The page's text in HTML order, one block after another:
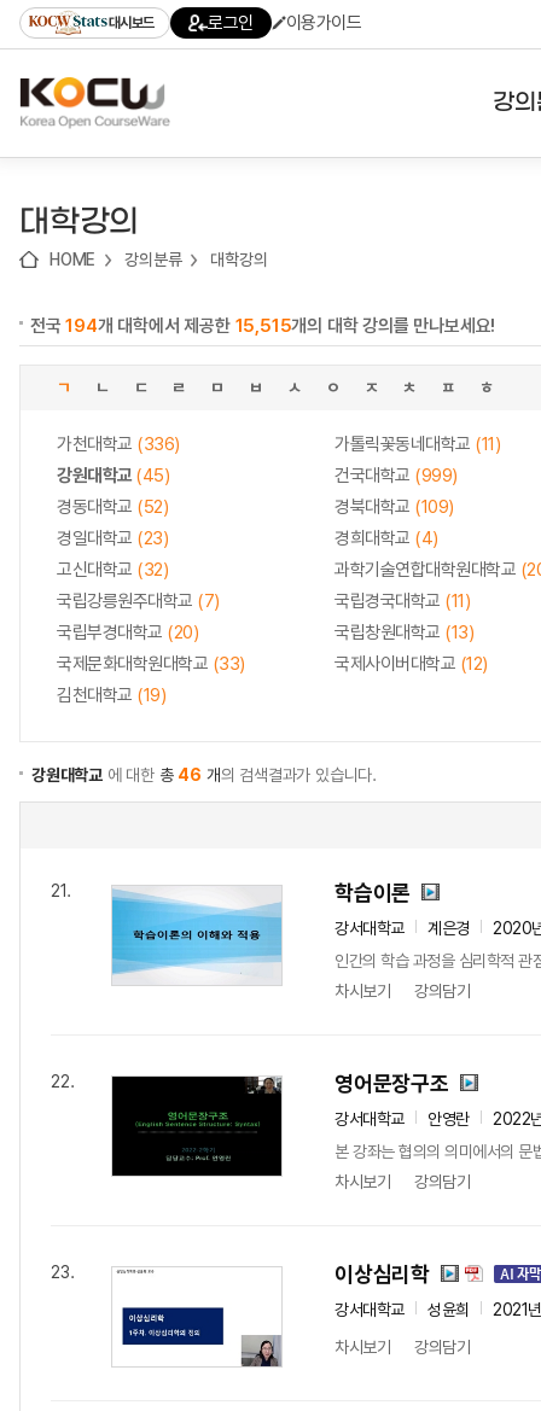
기
기
기
content)
가
대시보드 로그인 이용가이드
강
대학강의
HOME 강의분류 대학강의
전국194개 대학에서 제공한 15,515개의 대학 강의를 만나보세요!
ㄱ ㄴ ㄷ ㄹ ㅁ ㅂ ㅅ ㅇ ㅈ ㅊ ㅍ ㅎ
가천대학교 (336) 가톨릭꽃동네대학교 (11)
강원대학교(45) 건국대학교 (999)
경동대학교 (52) 경북대학교 (109)
경일대학교 (23) 경희대학교 (4)
고신대학교 (32) 과학기술연합대학원대학교
국립강릉원주대학교 (7) 국립경국대학교 (11)
국립부경대학교 (20) 국립창원대학교 (13)
국제문화대학원대학교 (33) 국제사이버대학교 (12)
김천대학교 (19)
강원대학교 에 대한 총 46 개의 검색결과가 있습니다.
21. 학습이론
강서대학교 계은경
2020
인간의 학습 과정을 심리학적 관
차시보기
강의담기
22. 영어문장구조
강서대학교 안영란
2022
본 강좌는 협의의 의미에서의
차시보기
강의담기
23. 이상심리학
강서대학교 성윤희
2021
차시보기
강의담기